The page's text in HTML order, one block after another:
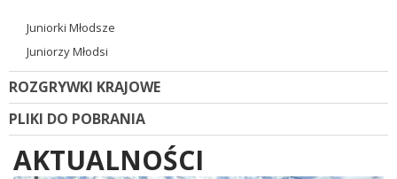
Juniorki Młodsze
Juniorzy Młodsi
ROZGRYWKI KRAJOWE
PLIKI DO POBRANIA
AKTUALNOŚCI